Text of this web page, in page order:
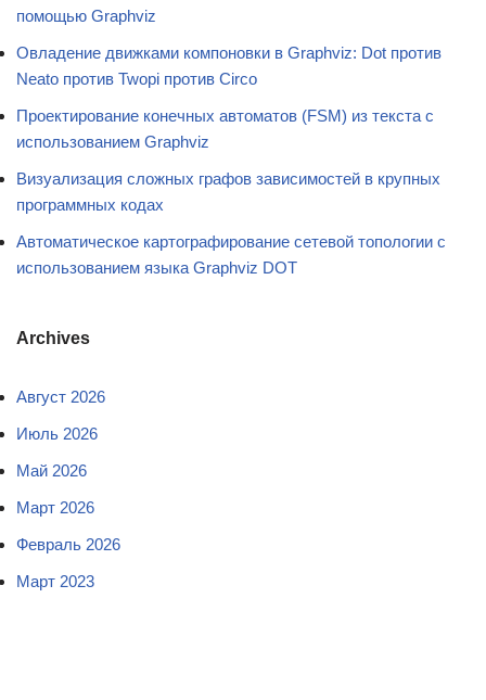
помощью Graphviz
Овладение движками компоновки в Graphviz: Dot против
Neato против Twopi против Circo
Проектирование конечных автоматов (FSM) из текста с
использованием Graphviz
Визуализация сложных графов зависимостей в крупных
программных кодах
Автоматическое картографирование сетевой топологии с
использованием языка Graphviz DOT
Archives
Август 2026
Июль 2026
Май 2026
Март 2026
Февраль 2026
Март 2023